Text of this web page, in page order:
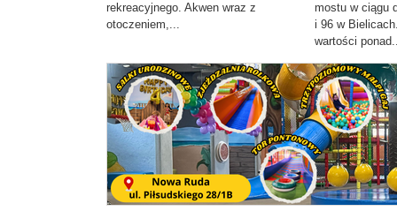
rekreacyjnego. Akwen wraz z
otoczeniem,...
mostu w ciągu
i 96 w
wartości